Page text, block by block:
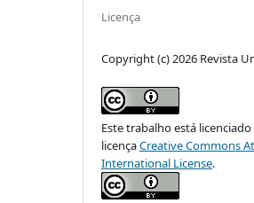
Licença
Copyright (c) 2026 Revista
Este trabalho está
licençaCreative Commons
International License.